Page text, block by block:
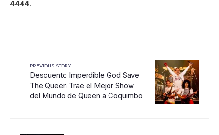
4444.
PREVIOUS STORY
Descuento Imperdible God Save
The Queen Trae el Mejor Show
del Mundo de Queen a Coquimbo